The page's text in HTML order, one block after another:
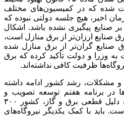
شده که در کمیسیون‌های مختلف
اخیر، هیچ جلسه دولتی نبوده که
بر صنایع پیگیری نشده باشد. اشکال
صنایع ارزان‌تر از برق منازل است،
صنایع گران‌تر از برق منازل شده
وزرا و دولت تأکید کرده که برق
ظرفیت کافی نداشته‌اند.
مشکلات، رشد کشور ادامه داشته
در برنامه هفتم توسعه تصویب و
اجرایی شده است. امسال به دلیل قطعی برق و گاز، کشور ۳۰۰
باید با کمک یکدیگر نیروگاه‌های